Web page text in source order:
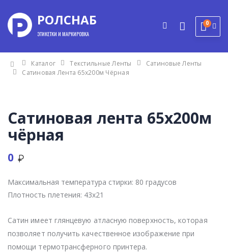
РОЛСНАБ
ЭТИКЕТКИ И МАРКИРОВКА
0
Каталог Текстильные Ленты
Сатиновые Ленты
Сатиновая Лента 65x200м Чёрная
Сатиновая лента 65x200м
чёрная
0
Максимальная температура стирки: 80 градусов
Плотность плетения: 43x21
Сатин имеет глянцевую атласную поверхность, которая
позволяет получить качественное изображение при
помощи термотрансферного принтера.